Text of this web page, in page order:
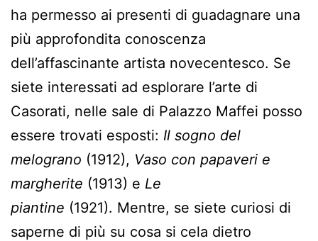
ha permesso ai presenti di guadagnare una
più approfondita conoscenza
dell’affascinante artista novecentesco. Se
siete interessati ad esplorare l’arte di
Casorati, nelle sale di Palazzo Maffei posso
essere trovati esposti: Il sogno del
melograno (1912), Vaso con papaveri e
margherite (1913) e Le
piantine (1921). Mentre, se siete curiosi di
saperne di più su cosa si cela dietro